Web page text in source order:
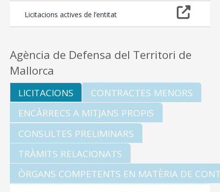
Licitacions actives de l’entitat
Agència de Defensa del Territori de
Mallorca
LICITACIONS
CONTRACTES MENORS
ENCÀRRECS A MITJANS PROPIS
CONSULTES PRELIMINARS
TRÀMITS RELACIONATS
ÒRGANS COMPETENTS EN MATÈRIA DE